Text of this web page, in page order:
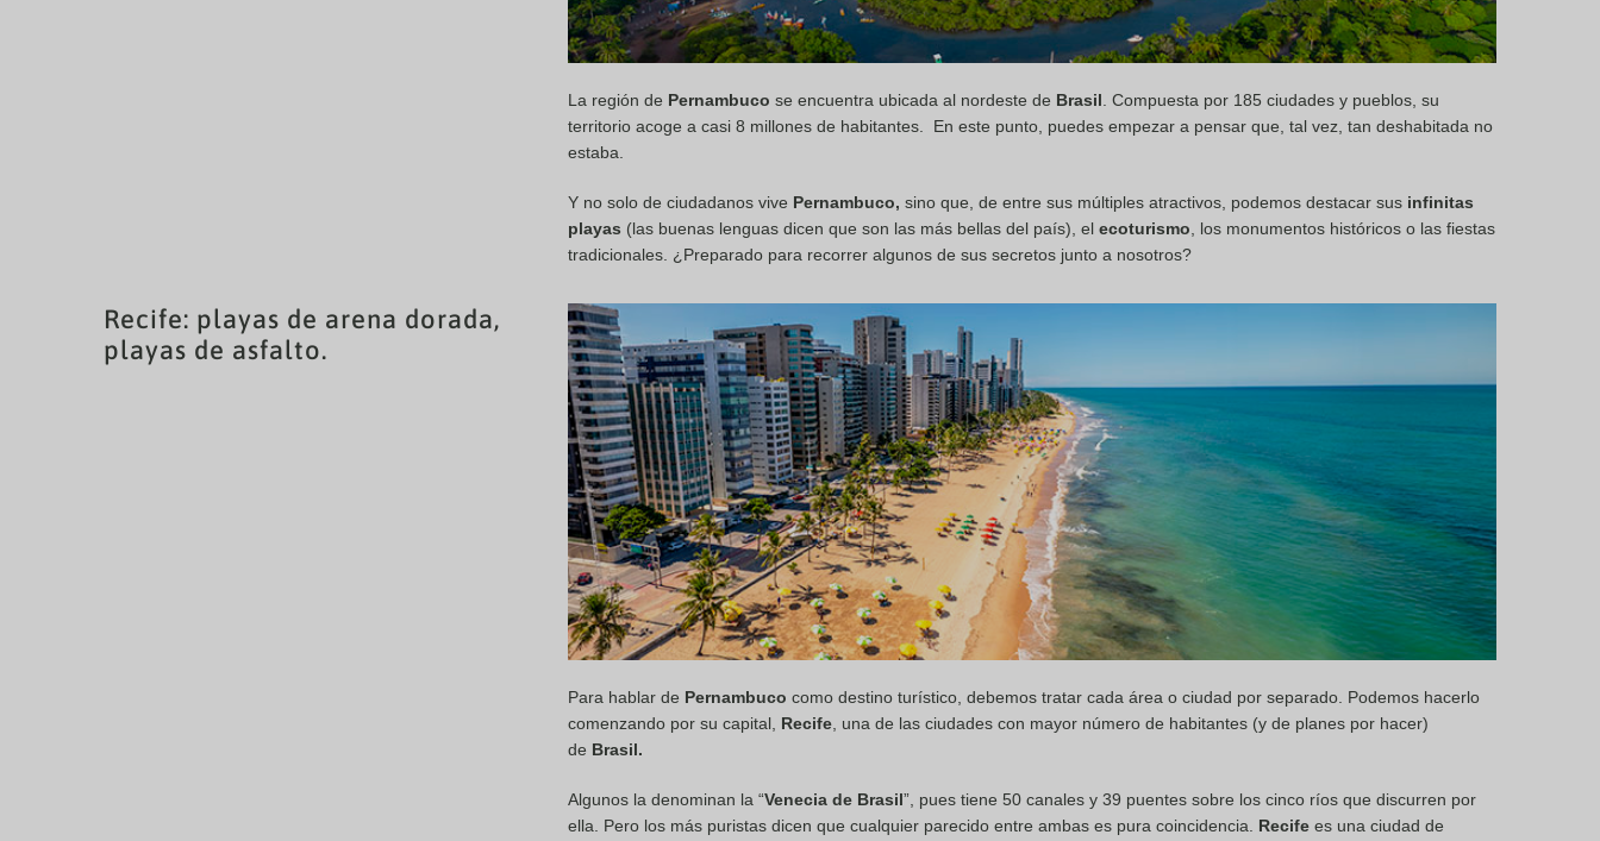
La región de Pernambuco se encuentra ubicada al nordeste de Brasil . Compuesta por 185 ciudades y pueblos, su
territorio acoge a casi 8 millones de habitantes. En este punto, puedes empezar a pensar que, tal vez, tan deshabitada no
estaba.
Y no solo de ciudadanos vive Pernambuco, sino que, de entre sus múltiples atractivos, podemos destacar sus infinitas
playas (las buenas lenguas dicen que son las más bellas del país), el ecoturismo , los monumentos históricos o las fiestas
tradicionales. ¿Preparado para recorrer algunos de sus secretos junto a nosotros?
Recife: playas de arena dorada,
playas de asfalto.
Para hablar de Pernambuco como destino turístico, debemos tratar cada área o ciudad por separado. Podemos hacerlo
comenzando por su capital, Recife , una de las ciudades con mayor número de habitantes (y de planes por hacer)
de Brasil.
Algunos la denominan la “Venecia de Brasil”, pues tiene 50 canales y 39 puentes sobre los cinco ríos que discurren por
ella. Pero los más puristas dicen que cualquier parecido entre ambas es pura coincidencia. Recife es una ciudad de